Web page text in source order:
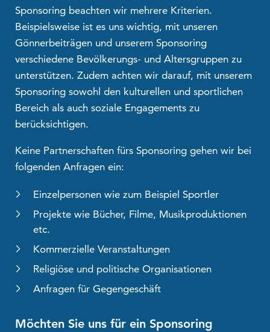
Sponsoring beachten wir mehrere Kriterien.
Beispielsweise ist es uns wichtig, mit unseren
Gönnerbeiträgen und unserem Sponsoring
verschiedene Bevölkerungs- und Altersgruppen zu
unterstützen. Zudem achten wir darauf, mit unserem
Sponsoring sowohl den kulturellen und sportlichen
Bereich als auch soziale Engagements zu
berücksichtigen.
Keine Partnerschaften fürs Sponsoring gehen wir bei
folgenden Anfragen ein:
Einzelpersonen wie zum Beispiel Sportler
Projekte wie Bücher, Filme, Musikproduktionen
etc.
Kommerzielle Veranstaltungen
Religiöse und politische Organisationen
Anfragen für Gegengeschäft
Möchten Sie uns für ein Sponsoring